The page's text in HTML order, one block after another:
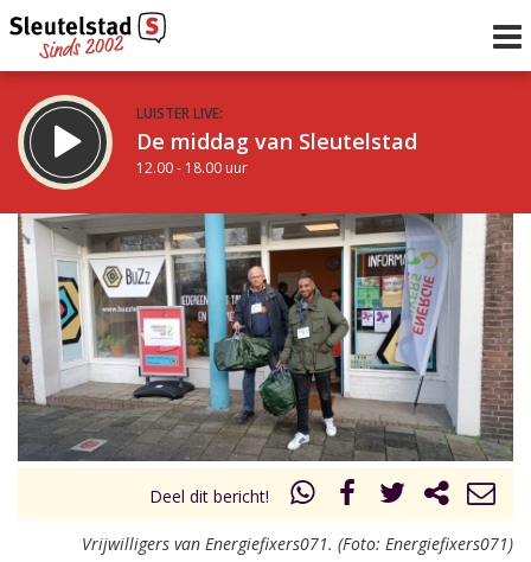
LUISTER LIVE:
De middag van Sleutelstad
12.00 - 18.00 uur
STRAKS:
De vrijdagavond met Keanu
18.00 - 19.00 uur
Vorig uur
uur 1 van 0 Volgend uur
Inklappen
Deel dit bericht!
Vrijwilligers van Energiefixers071. (Foto: Energiefixers071)